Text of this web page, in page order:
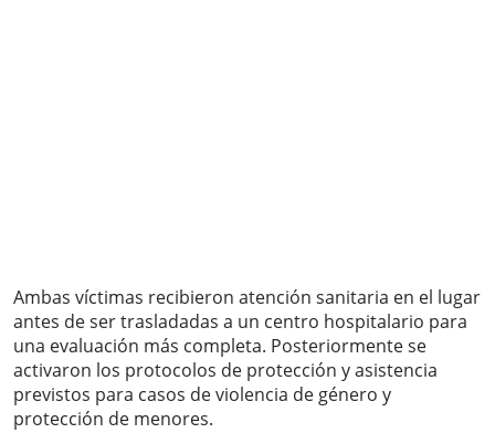
Ambas víctimas recibieron atención sanitaria en el lugar
antes de ser trasladadas a un centro hospitalario para
una evaluación más completa. Posteriormente se
activaron los protocolos de protección y asistencia
previstos para casos de violencia de género y
protección de menores.